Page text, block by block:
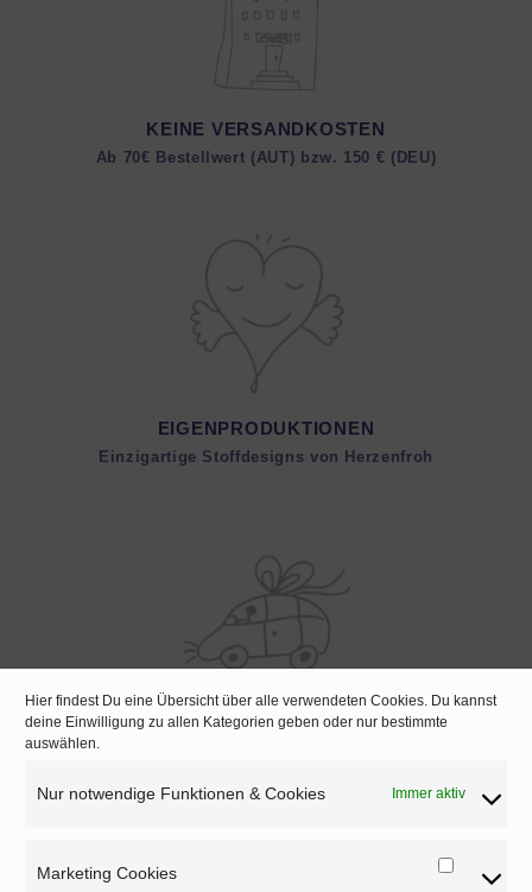
Hier findest Du eine Übersicht über alle verwendeten Cookies. Du kannst
deine Einwilligung zu allen Kategorien geben oder nur bestimmte
auswählen.
Nur notwendige Funktionen & Cookies Immer aktiv
Marketing Cookies
KEINE VERSANDKOSTEN
Ab 70€ Bestellwert (AUT) bzw. 150 € (DEU)
EIGENPRODUKTIONEN
Einzigartige Stoffdesigns von Herzenfroh
SCHNELLE LIEFERUNG